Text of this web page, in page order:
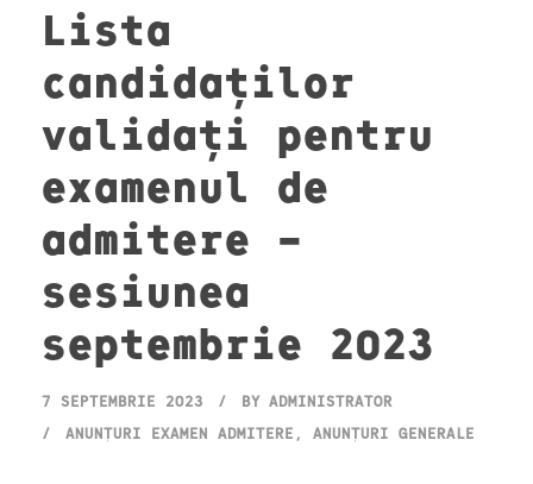
Lista
candidaților
validați pentru
examenul de
admitere –
sesiunea
septembrie 2023
7 SEPTEMBRIE 2023 BY ADMINISTRATOR
ANUNȚURI EXAMEN ADMITERE , ANUNȚURI GENERALE